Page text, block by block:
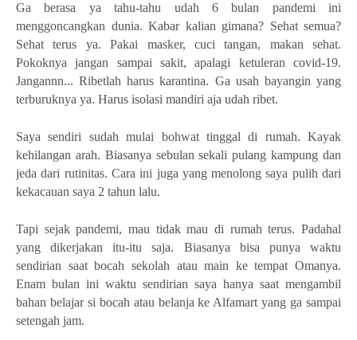
Ga berasa ya tahu-tahu udah 6 bulan pandemi ini
menggoncangkan dunia. Kabar kalian gimana? Sehat semua?
Sehat terus ya. Pakai masker, cuci tangan, makan sehat.
Pokoknya jangan sampai sakit, apalagi ketuleran covid-19.
Jangannn... Ribetlah harus karantina. Ga usah bayangin yang
terburuknya ya. Harus isolasi mandiri aja udah ribet.
Saya sendiri sudah mulai bohwat tinggal di rumah. Kayak
kehilangan arah. Biasanya sebulan sekali pulang kampung dan
jeda dari rutinitas. Cara ini juga yang menolong saya pulih dari
kekacauan saya 2 tahun lalu.
Tapi sejak pandemi, mau tidak mau di rumah terus. Padahal
yang dikerjakan itu-itu saja. Biasanya bisa punya waktu
sendirian saat bocah sekolah atau main ke tempat Omanya.
Enam bulan ini waktu sendirian saya hanya saat mengambil
bahan belajar si bocah atau belanja ke Alfamart yang ga sampai
setengah jam.